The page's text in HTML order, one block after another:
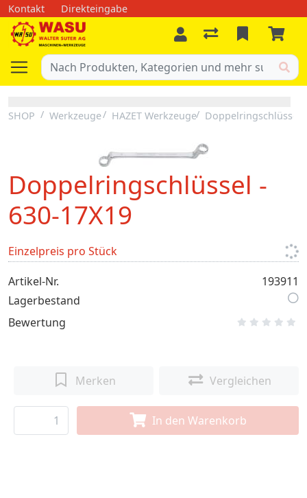
Kontakt Direkteingabe
SHOP Werkzeuge HAZET Werkzeuge Doppelringschlüssel
Doppelringschlüssel -
630-17X19
Einzelpreis pro Stück
Artikel-Nr.
193911
Lagerbestand
Bewertung
Merken Vergleichen
In den Warenkorb